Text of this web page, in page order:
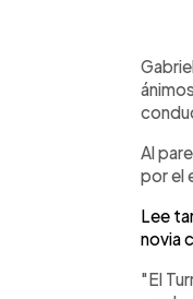
Al
por el
Lee
novia
"El